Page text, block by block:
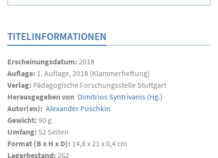
TITELINFORMATIONEN
Erscheinungsdatum: 2018
Auflage: 1. Auflage, 2018 (Klammerheftung)
Verlag: Pädagogische Forschungsstelle Stuttgart
Herausgegeben von Dimitrios Syntrivanis (Hg.)
Autor(en): Alexander Puschkin
Gewicht: 90 g
Umfang: 52 Seiten
Format (B x H x D): 14,8 x 21 x 0,4 cm
Lagerbestand: 262